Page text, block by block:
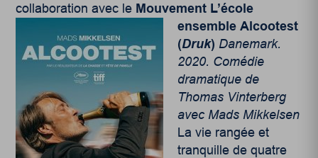
collaboration avec le Mouvement L’école
ensemble Alcootest
(Druk) Danemark.
2020. Comédie
dramatique de
Thomas Vinterberg
avec Mads Mikkelsen
La vie rangée et
tranquille de quatre